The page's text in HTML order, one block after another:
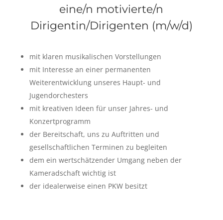
eine/n motivierte/n
Dirigentin/Dirigenten (m/w/d)
mit klaren musikalischen Vorstellungen
mit Interesse an einer permanenten
Weiterentwicklung unseres Haupt- und
Jugendorchesters
mit kreativen Ideen für unser Jahres- und
Konzertprogramm
der Bereitschaft, uns zu Auftritten und
gesellschaftlichen Terminen zu begleiten
dem ein wertschätzender Umgang neben der
Kameradschaft wichtig ist
der idealerweise einen PKW besitzt